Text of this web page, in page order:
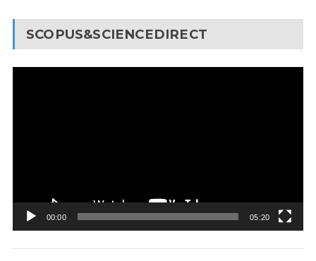
SCOPUS&SCIENCEDIRECT
00:00 05:20